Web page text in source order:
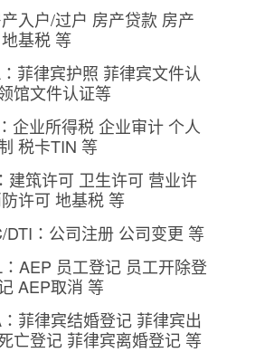
入户/过户 房产贷款 房产
基税 等
菲律宾护照 菲律宾文件认
馆文件认证等
企业所得税 企业审计 个人
税卡TIN 等
建筑许可 卫生许可 营业许
许可 地基税 等
DTI：公司注册 公司变更 等
AEP 员工登记 员工开除登
AEP取消 等
菲律宾结婚登记 菲律宾出
亡登记 菲律宾离婚登记 等